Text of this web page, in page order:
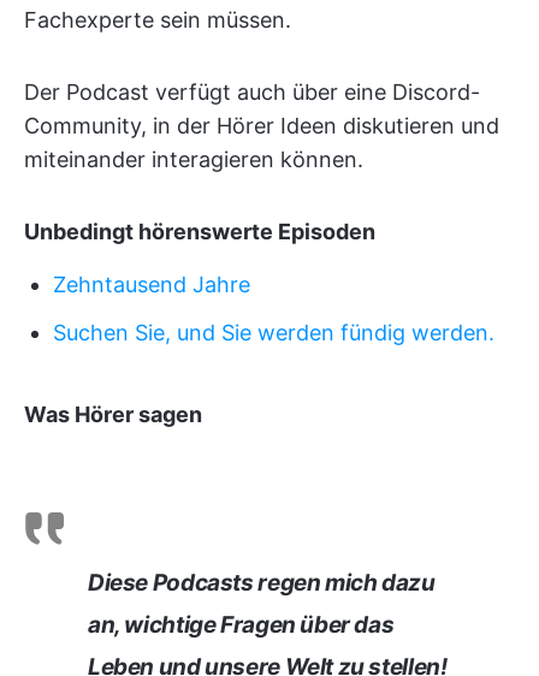
Fachexperte sein müssen.
Der Podcast verfügt auch über eine Discord-
Community, in der Hörer Ideen diskutieren und
miteinander interagieren können.
Unbedingt hörenswerte Episoden
Zehntausend Jahre
Suchen Sie, und Sie werden fündig werden.
Was Hörer sagen
Diese Podcasts regen mich dazu
an, wichtige Fragen über das
Leben und unsere Welt zu stellen!